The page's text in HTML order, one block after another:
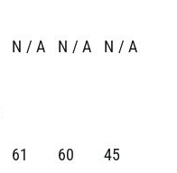
N / A N / A N / A
61 60 45